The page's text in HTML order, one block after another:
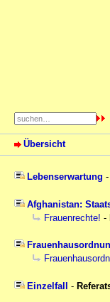
Übersicht
Lebenserwartung -
Afghanistan:
Frauenrechte! -
Einzelfall -